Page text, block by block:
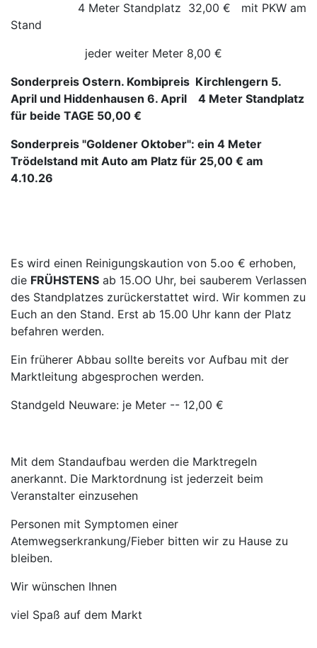
4 Meter Standplatz 32,00 € mit PKW am
Stand
jeder weiter Meter 8,00 €
Sonderpreis Ostern. Kombipreis Kirchlengern 5.
April und Hiddenhausen 6. April 4 Meter Standplatz
für beide TAGE 50,00 €
Sonderpreis "Goldener Oktober": ein 4 Meter
Trödelstand mit Auto am Platz für 25,00 € am
4.10.26
Es wird einen Reinigungskaution von 5.oo € erhoben,
die FRÜHSTENS ab 15.OO Uhr, bei sauberem Verlassen
des Standplatzes zurückerstattet wird. Wir kommen zu
Euch an den Stand. Erst ab 15.00 Uhr kann der Platz
befahren werden.
Ein früherer Abbau sollte bereits vor Aufbau mit der
Marktleitung abgesprochen werden.
Standgeld Neuware: je Meter -- 12,00 €
Mit dem Standaufbau werden die Marktregeln
anerkannt. Die Marktordnung ist jederzeit beim
Veranstalter einzusehen
Personen mit Symptomen einer
Atemwegserkrankung/Fieber bitten wir zu Hause zu
bleiben.
Wir wünschen Ihnen
viel Spaß auf dem Markt